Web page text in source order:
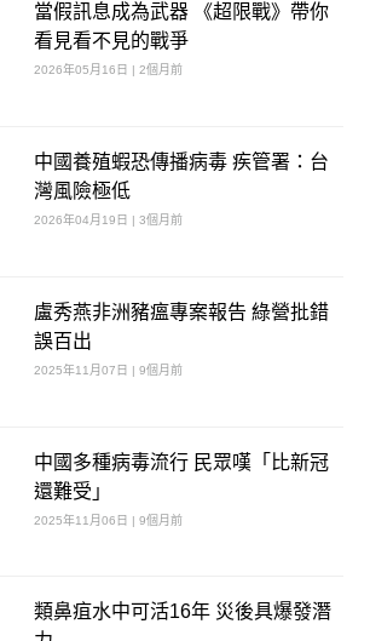
當假訊息成為武器 《超限戰》帶你
看見看不見的戰爭
2026年05月16日 | 2個月前
中國養殖蝦恐傳播病毒 疾管署：台
灣風險極低
2026年04月19日 | 3個月前
盧秀燕非洲豬瘟專案報告 綠營批錯
誤百出
2025年11月07日 | 9個月前
中國多種病毒流行 民眾嘆「比新冠
還難受」
2025年11月06日 | 9個月前
類鼻疽水中可活16年 災後具爆發潛